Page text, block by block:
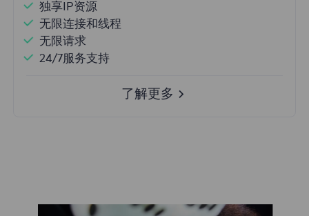
独享IP资源
无限连接和线程
无限请求
24/7服务支持
了解更多